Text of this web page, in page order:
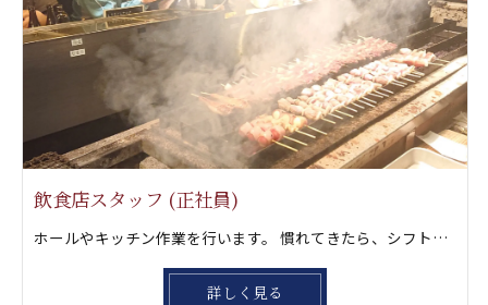
飲食店スタッフ (正社員)
ホールやキッチン作業を行います。 慣れてきたら、シフト管理や店舗全体の 運営にチャレンジしていきましょう。店長経験を積んでもらったら独立に向けて更にステップアップしましょう‼️ もちろん一緒に風林火山グループを大きくして行きたい方も大歓迎です。
詳しく見る